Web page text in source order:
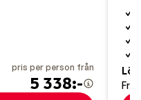
pris per person från
5 338:-
Lör